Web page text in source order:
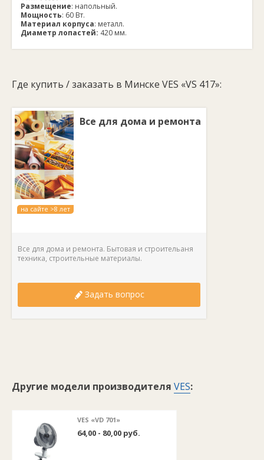
Размещение: напольный.
Мощность: 60 Вт.
Материал корпуса: металл.
Диаметр лопастей: 420 мм.
Где купить / заказать в Минске VES «VS 417»:
на сайте >8 лет
Все для дома и ремонта
Все для дома и ремонта. Бытовая и строительаня
техника, строительные материалы.
Задать вопрос
Другие модели производителя VES:
VES «VD 701»
64,00 - 80,00 руб.